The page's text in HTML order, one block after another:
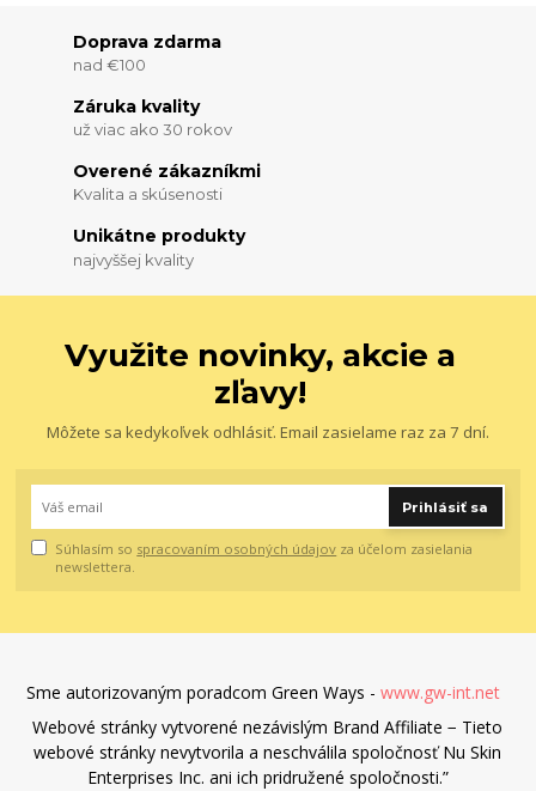
Doprava zdarma
nad €100
Záruka kvality
už viac ako 30 rokov
Overené zákazníkmi
Kvalita a skúsenosti
Unikátne produkty
najvyššej kvality
Využite novinky, akcie a
zľavy!
Môžete sa kedykoľvek odhlásiť. Email zasielame raz za 7 dní.
Prihlásiť sa
Súhlasím so spracovaním osobných údajov za účelom zasielania
newslettera.
Sme autorizovaným poradcom Green Ways - www.gw-int.net
Webové stránky vytvorené nezávislým Brand Affiliate − Tieto
webové stránky nevytvorila a neschválila spoločnosť Nu Skin
Enterprises Inc. ani ich pridružené spoločnosti.”